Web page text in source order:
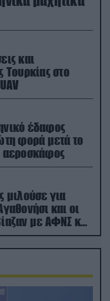
και
Τουρκίας στο
έδαφος
φορά μετά το
αεροσκάφος
μιλούσε για
και οι
με ΑΦΝΣ και